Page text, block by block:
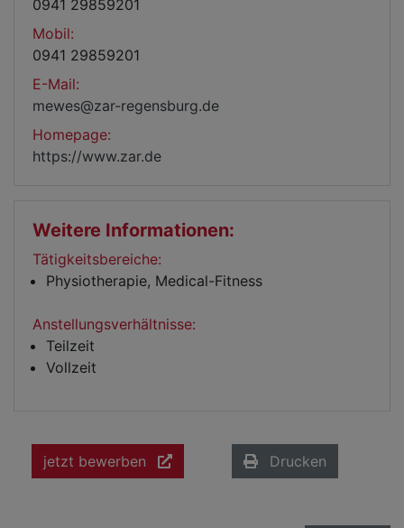
0941 29859201
Mobil:
0941 29859201
E-Mail:
mewes@zar-regensburg.de
Homepage:
https://www.zar.de
Weitere Informationen:
Tätigkeitsbereiche:
Physiotherapie, Medical-Fitness
Anstellungsverhältnisse:
Teilzeit
Vollzeit
jetzt bewerben Drucken